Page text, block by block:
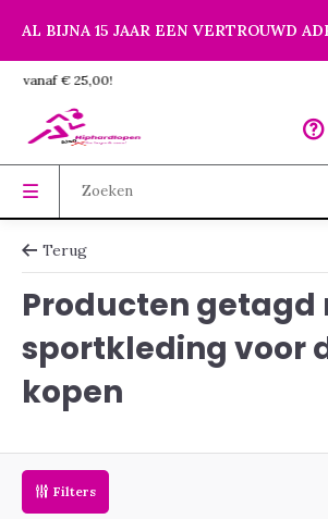
AL BIJNA 15 JAAR EEN VERTROUWD
GRATIS verzending vanaf € 25,00!
Terug
Producten getagd
sportkleding voor
kopen
Filters